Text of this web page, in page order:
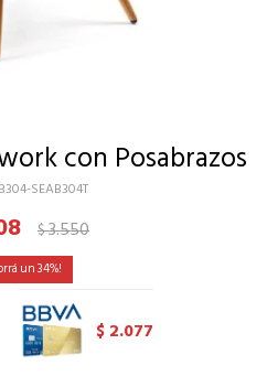
con Posabrazos
SEAB304T
$3.550
34
$ 2.077